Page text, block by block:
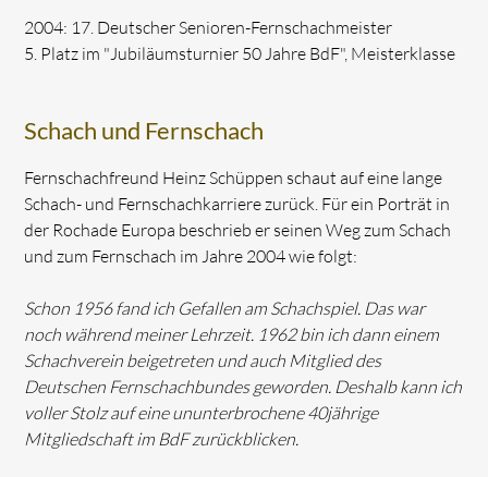
2004: 17. Deutscher Senioren-Fernschachmeister
5. Platz im "Jubiläumsturnier 50 Jahre BdF", Meisterklasse
Schach und Fernschach
Fernschachfreund Heinz Schüppen schaut auf eine lange
Schach- und Fernschachkarriere zurück. Für ein Porträt in
der Rochade Europa beschrieb er seinen Weg zum Schach
und zum Fernschach im Jahre 2004 wie folgt:
Schon 1956 fand ich Gefallen am Schachspiel. Das war
noch während meiner Lehrzeit. 1962 bin ich dann einem
Schachverein beigetreten und auch Mitglied des
Deutschen Fernschachbundes geworden. Deshalb kann ich
voller Stolz auf eine ununterbrochene 40jährige
Mitgliedschaft im BdF zurückblicken.